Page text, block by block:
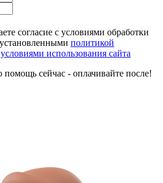
согласие с условиями обработки
политикой
условиями использования сайта
сейчас - оплачивайте после!